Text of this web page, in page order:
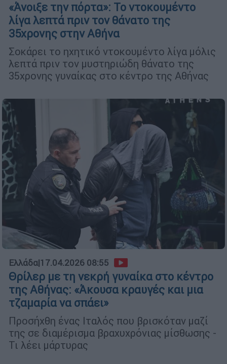
«Άνοιξε την πόρτα»: Το ντοκουμέντο
λίγα λεπτά πριν τον θάνατο της
35χρονης στην Αθήνα
Σοκάρει το ηχητικό ντοκουμέντο λίγα μόλις
λεπτά πριν τον μυστηριώδη θάνατο της
35χρονης γυναίκας στο κέντρο της Αθήνας
Ελλάδα|17.04.2026 08:55
Θρίλερ με τη νεκρή γυναίκα στο κέντρο
της Αθήνας: «Άκουσα κραυγές και μια
τζαμαρία να σπάει»
Προσήχθη ένας Ιταλός που βρισκόταν μαζί
της σε διαμέρισμα βραχυχρόνιας μίσθωσης -
Τι λέει μάρτυρας